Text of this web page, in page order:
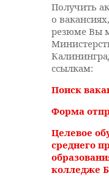
Получить
о
резюме Вы
ссылкам:
Поиск
Форма
Целевое
среднего
колледже